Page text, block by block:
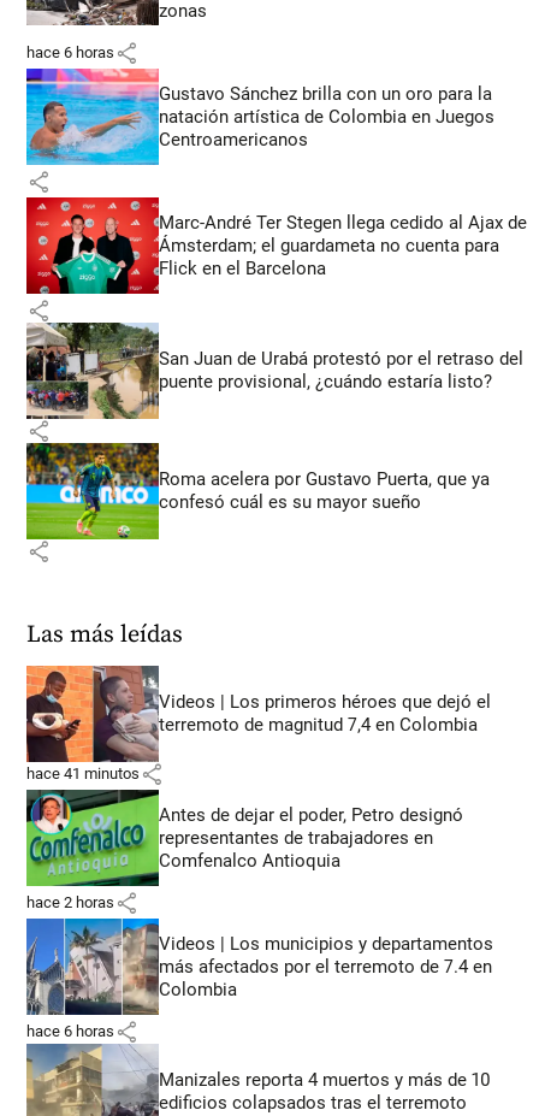
zonas
hace 6 horas share
Gustavo Sánchez brilla con un oro para la
natación artística de Colombia en Juegos
Centroamericanos
share
Marc-André Ter Stegen llega cedido al Ajax de
Ámsterdam; el guardameta no cuenta para
Flick en el Barcelona
share
San Juan de Urabá protestó por el retraso del
puente provisional, ¿cuándo estaría listo?
share
Roma acelera por Gustavo Puerta, que ya
confesó cuál es su mayor sueño
share
Las más leídas
Videos | Los primeros héroes que dejó el
terremoto de magnitud 7,4 en Colombia
hace 41 minutos share
Antes de dejar el poder, Petro designó
representantes de trabajadores en
Comfenalco Antioquia
hace 2 horas share
Videos | Los municipios y departamentos
más afectados por el terremoto de 7.4 en
Colombia
hace 6 horas share
Manizales reporta 4 muertos y más de 10
edificios colapsados tras el terremoto